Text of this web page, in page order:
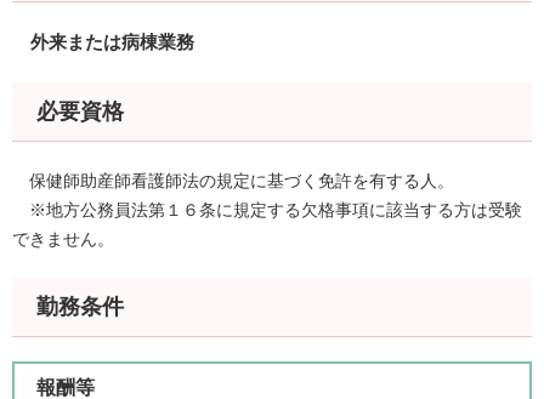
外来または病棟業務
必要資格
保健師助産師看護師法の規定に基づく免許を有する人。​
※地方公務員法第１６条に規定する欠格事項に該当する方は受験
できません。
勤務条件
報酬等